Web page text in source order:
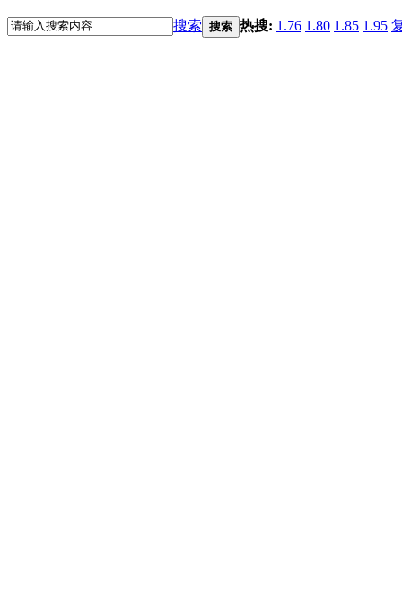
搜索 搜索 热搜: 1.76 1.80 1.85 1.95